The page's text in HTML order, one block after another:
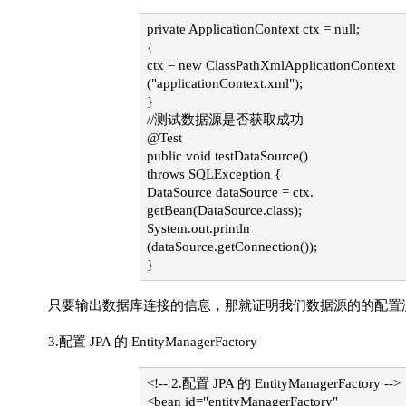
private ApplicationContext ctx = null;
{
ctx = new ClassPathXmlApplicationContext
("applicationContext.xml");
}
//测试数据源是否获取成功
@Test
public void testDataSource()
throws SQLException {
DataSource dataSource = ctx.
getBean(DataSource.class);
System.out.println
(dataSource.getConnection());
}
只要输出数据库连接的信息，那就证明我们数据源的的配置
3.配置 JPA 的 EntityManagerFactory
<!-- 2.配置 JPA 的 EntityManagerFactory -->
<bean id="entityManagerFactory"